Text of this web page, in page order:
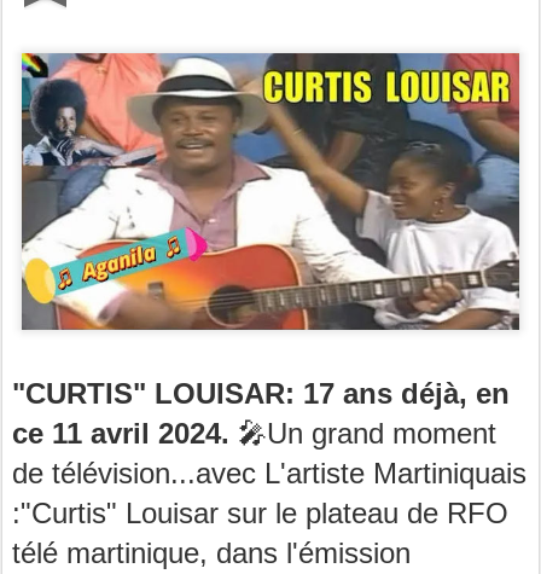
"CURTIS" LOUISAR: 17 ans déjà, en
ce 11 avril 2024. 🎤Un grand moment
de télévision...avec L'artiste Martiniquais
:"Curtis" Louisar sur le plateau de RFO
télé martinique, dans l'émission